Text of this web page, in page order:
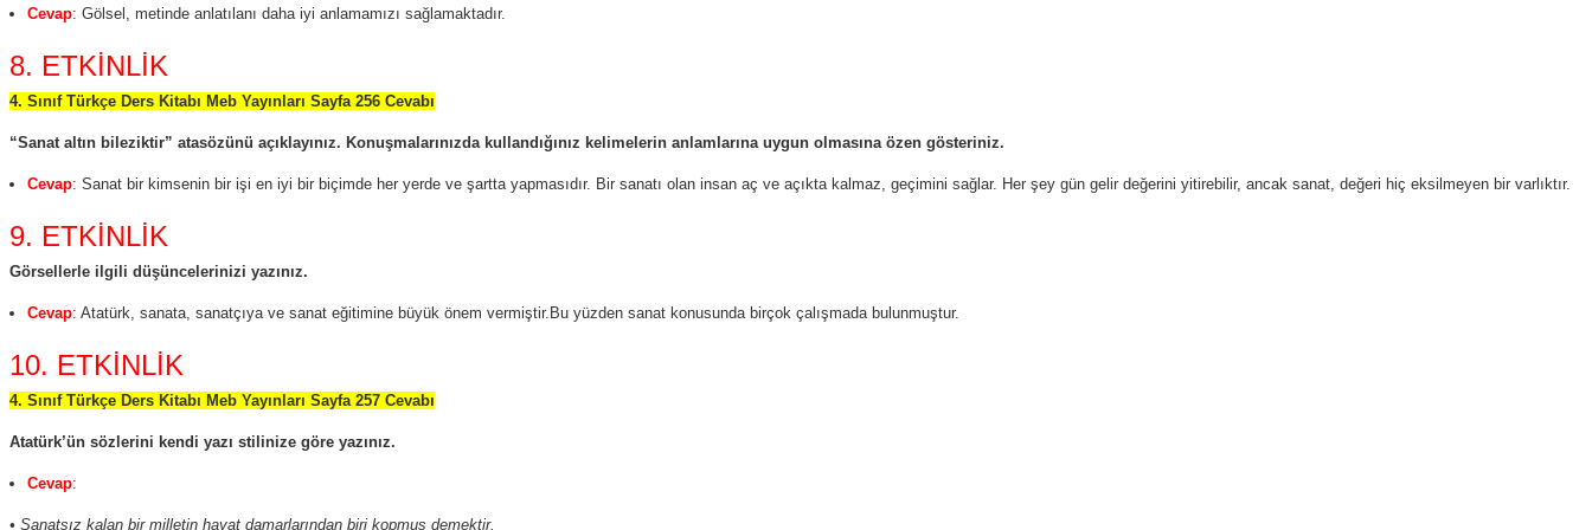
Cevap: Gölsel, metinde anlatılanı daha iyi anlamamızı sağlamaktadır.
8. ETKİNLİK
4. Sınıf Türkçe Ders Kitabı Meb Yayınları Sayfa 256 Cevabı
“Sanat altın bileziktir” atasözünü açıklayınız. Konuşmalarınızda kullandığınız kelimelerin anlamlarına uygun olmasına özen gösteriniz.
Cevap: Sanat bir kimsenin bir işi en iyi bir biçimde her yerde ve şartta yapmasıdır. Bir sanatı olan insan aç ve açıkta kalmaz, geçimini sağlar. Her şey gün gelir değerini yitirebilir, ancak sanat, değeri hiç eksilmeyen bir varlıktır.
9. ETKİNLİK
Görsellerle ilgili düşüncelerinizi yazınız.
Cevap: Atatürk, sanata, sanatçıya ve sanat eğitimine büyük önem vermiştir.Bu yüzden sanat konusunda birçok çalışmada bulunmuştur.
10. ETKİNLİK
4. Sınıf Türkçe Ders Kitabı Meb Yayınları Sayfa 257 Cevabı
Atatürk’ün sözlerini kendi yazı stilinize göre yazınız.
Cevap:
• Sanatsız kalan bir milletin hayat damarlarından biri kopmuş demektir.